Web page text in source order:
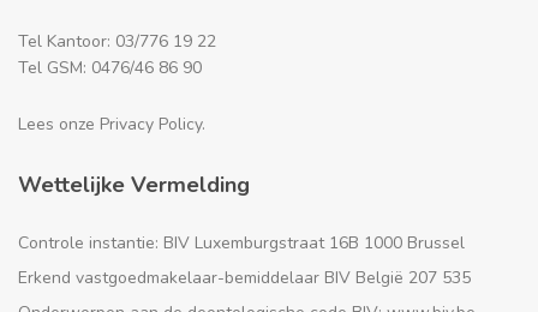
Tel Kantoor: 03/776 19 22
Tel GSM: 0476/46 86 90
Lees onze Privacy Policy.
Wettelijke Vermelding
Controle instantie: BIV Luxemburgstraat 16B 1000 Brussel
Erkend vastgoedmakelaar-bemiddelaar BIV België 207 535